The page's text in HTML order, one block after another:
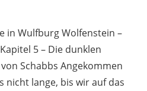
in Wulfburg Wolfenstein –
5 – Die dunklen
Schabbs Angekommen
nicht lange, bis wir auf das